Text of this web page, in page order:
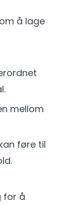
å lage
mellom
føre til
for å